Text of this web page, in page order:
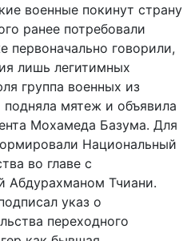
военные покинут страну
ранее потребовали
говорили,
лишь легитимных
группа военных из
подняла мятеж и объявила
Мохамеда Базума. Для
Национальный
во главе с
Абдурахманом Тчиани.
указ о
переходного